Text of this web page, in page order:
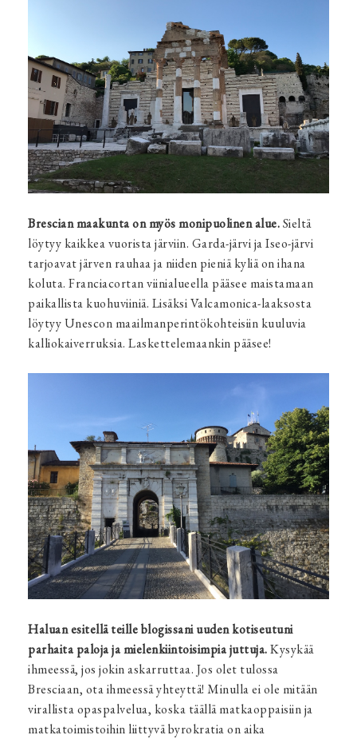
Brescian maakunta on myös monipuolinen alue.Sieltä
löytyy kaikkea vuorista järviin. Garda-järvi ja Iseo-järvi
tarjoavat järven rauhaa ja niiden pieniä kyliä on ihana
koluta. Franciacortan viinialueella pääsee maistamaan
paikallista kuohuviiniä. Lisäksi Valcamonica-laaksosta
löytyy Unescon maailmanperintökohteisiin kuuluvia
kalliokaiverruksia. Laskettelemaankin pääsee!
Haluan esitellä teille blogissani uuden kotiseutuni
parhaita paloja ja mielenkiintoisimpia juttuja.Kysykää
ihmeessä, jos jokin askarruttaa. Jos olet tulossa
Bresciaan, ota ihmeessä yhteyttä! Minulla ei ole mitään
virallista opaspalvelua, koska täällä matkaoppaisiin ja
matkatoimistoihin liittyvä byrokratia on aika